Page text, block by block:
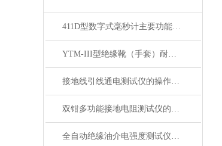
411D型数字式毫秒计主要功能主要参数
YTM-III型绝缘靴（手套）耐压试验装置产品特性技术参数
接地线引线通电测试仪的操作方法及注意事项
双钳多功能接地电阻测试仪的使用方法和技巧
全自动绝缘油介电强度测试仪油杯清洗方法